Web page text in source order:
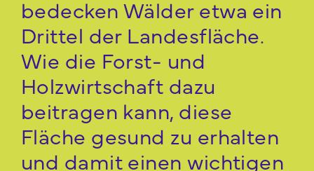
bedecken Wälder etwa ein
Drittel der Landesfläche.
Wie die Forst- und
Holzwirtschaft dazu
beitragen kann, diese
Fläche gesund zu erhalten
und damit einen wichtigen